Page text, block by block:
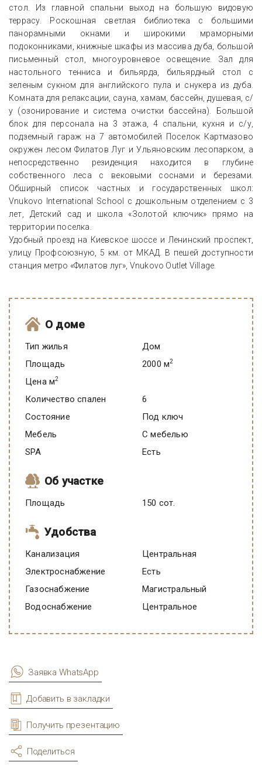
стол. Из главной спальни выход на большую видовую
террасу. Роскошная светлая библиотека с большими
панорамными окнами и широкими мраморными
подоконниками, книжные шкафы из массива дуба, большой
письменный стол, многоуровневое освещение. Зал для
настольного тенниса и бильярда, бильярдный стол с
зеленым сукном для английского пула и снукера из дуба.
Комната для релаксации, сауна, хамам, бассейн, душевая, с/
у (озонирование и система очистки бассейна). Большой
блок для персонала на 3 этажа, 4 спальни, кухня и с/у,
подземный гараж на 7 автомобилей Поселок Картмазово
окружен лесом Филатов Луг и Ульяновским лесопарком, а
непосредственно резиденция находится в глубине
собственного леса с вековыми соснами и березами.
Обширный список частных и государственных школ:
Vnukovo International School с дошкольным отделением с 3
лет, Детский сад и школа «Золотой ключик» прямо на
территории поселка.
Удобный проезд на Киевское шоссе и Ленинский проспект,
улицу Профсоюзную, 5 км. от МКАД. В пешей доступности
станция метро «Филатов луг», Vnukovo Outlet Village.
О доме
Тип жилья
Дом
Площадь
2000 м2
Цена м2
Количество спален
6
Состояние
под ключ
Мебель
C мебелью
SPA
есть
Об участке
Площадь 150 сот.
Удобства
Канализация
Центральная
Электроснабжение
есть
Газоснабжение
Магистральный
Водоснабжение
Центральное
Заявка WhatsApp
Добавить в закладки
Получить презентацию
Поделиться